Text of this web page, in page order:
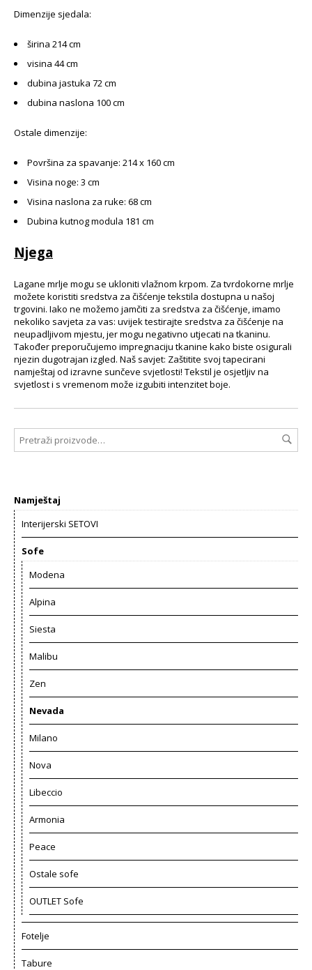
Dimenzije sjedala:
širina 214 cm
visina 44 cm
dubina jastuka 72 cm
dubina naslona 100 cm
Ostale dimenzije:
Površina za spavanje: 214 x 160 cm
Visina noge: 3 cm
Visina naslona za ruke: 68 cm
Dubina kutnog modula 181 cm
Njega
Lagane mrlje mogu se ukloniti vlažnom krpom. Za tvrdokorne mrlje
možete koristiti sredstva za čišćenje tekstila dostupna u našoj
trgovini. Iako ne možemo jamčiti za sredstva za čišćenje, imamo
nekoliko savjeta za vas: uvijek testirajte sredstva za čišćenje na
neupadljivom mjestu, jer mogu negativno utjecati na tkaninu.
Također preporučujemo impregnaciju tkanine kako biste osigurali
njezin dugotrajan izgled. Naš savjet: Zaštitite svoj tapecirani
namještaj od izravne sunčeve svjetlosti! Tekstil je osjetljiv na
svjetlost i s vremenom može izgubiti intenzitet boje.
Namještaj
Interijerski SETOVI
Sofe
Modena
Alpina
Siesta
Malibu
Zen
Nevada
Milano
Nova
Libeccio
Armonia
Peace
Ostale sofe
OUTLET Sofe
Fotelje
Tabure